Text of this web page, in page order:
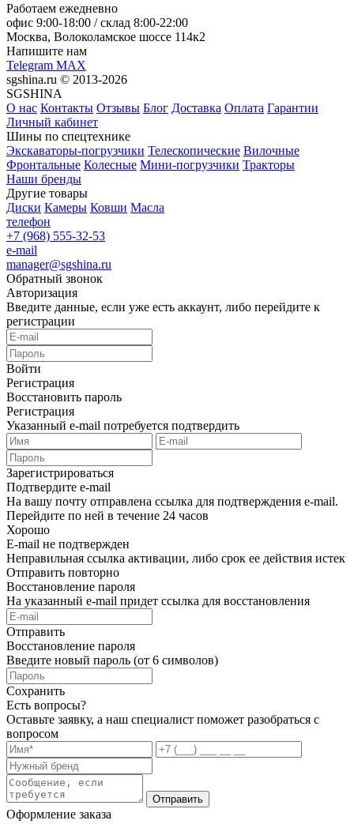
Работаем ежедневно
офис 9:00-18:00 / склад 8:00-22:00
Москва, Волоколамское шоссе 114к2
Напишите нам
Telegram MAX
sgshina.ru © 2013-2026
SGSHINA
О нас Контакты Отзывы Блог Доставка Оплата Гарантии
Личный кабинет
Шины по спецтехнике
Экскаваторы-погрузчики Телескопические Вилочные
Фронтальные Колесные Мини-погрузчики Тракторы
Наши бренды
Другие товары
Диски Камеры Ковши Масла
телефон
+7 (968) 555-32-53
e-mail
manager@sgshina.ru
Обратный звонок
Авторизация
Введите данные, если уже есть аккаунт, либо перейдите к
регистрации
Войти
Регистрация
Восстановить пароль
Регистрация
Указанный e-mail потребуется подтвердить
Зарегистрироваться
Подтвердите e-mail
На вашу почту отправлена ссылка для подтверждения e-mail.
Перейдите по ней в течение 24 часов
Хорошо
E-mail не подтвержден
Неправильная ссылка активации, либо срок ее действия истек
Отправить повторно
Восстановление пароля
На указанный e-mail придет ссылка для восстановления
Отправить
Восстановление пароля
Введите новый пароль (от 6 символов)
Сохранить
Есть вопросы?
Оставьте заявку, а наш специалист поможет разобраться с
вопросом
Отправить
Оформление заказа